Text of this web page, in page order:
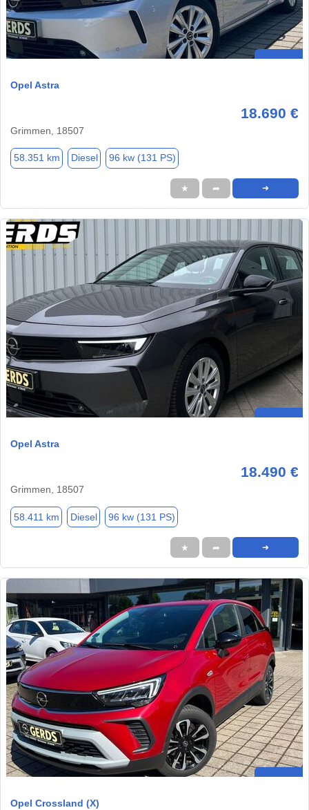
Opel Astra
18.690 €
Grimmen, 18507
58.351 km Diesel 96 kw (131 PS)
★ ➦ ➜
Opel Astra
18.490 €
Grimmen, 18507
58.411 km Diesel 96 kw (131 PS)
★ ➦ ➜
Opel Crossland (X)